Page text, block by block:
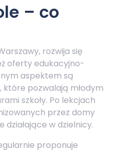
– co
rozwija się
oferty edukacyjno-
aspektem są
które pozwalają młodym
szkoły. Po lekcjach
przez domy
w dzielnicy.
proponuje